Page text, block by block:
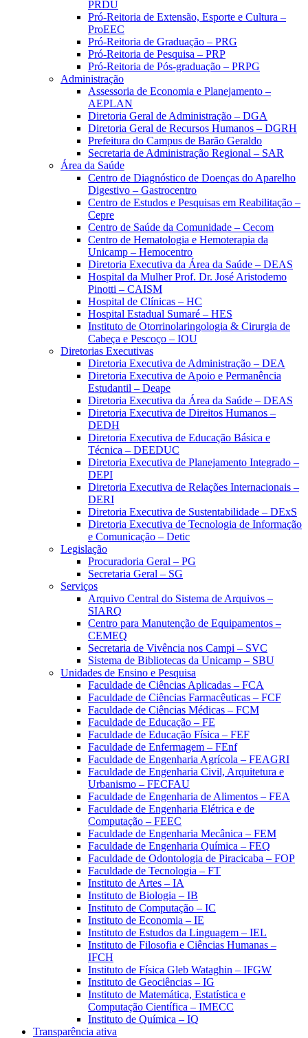
PRDU
Pró-Reitoria de Extensão, Esporte e Cultura –
ProEEC
Pró-Reitoria de Graduação – PRG
Pró-Reitoria de Pesquisa – PRP
Pró-Reitoria de Pós-graduação – PRPG
Administração
Assessoria de Economia e Planejamento –
AEPLAN
Diretoria Geral de Administração – DGA
Diretoria Geral de Recursos Humanos – DGRH
Prefeitura do Campus de Barão Geraldo
Secretaria de Administração Regional – SAR
Área da Saúde
Centro de Diagnóstico de Doenças do Aparelho
Digestivo – Gastrocentro
Centro de Estudos e Pesquisas em Reabilitação –
Cepre
Centro de Saúde da Comunidade – Cecom
Centro de Hematologia e Hemoterapia da
Unicamp – Hemocentro
Diretoria Executiva da Área da Saúde – DEAS
Hospital da Mulher Prof. Dr. José Aristodemo
Pinotti – CAISM
Hospital de Clínicas – HC
Hospital Estadual Sumaré – HES
Instituto de Otorrinolaringologia & Cirurgia de
Cabeça e Pescoço – IOU
Diretorias Executivas
Diretoria Executiva de Administração – DEA
Diretoria Executiva de Apoio e Permanência
Estudantil – Deape
Diretoria Executiva da Área da Saúde – DEAS
Diretoria Executiva de Direitos Humanos –
DEDH
Diretoria Executiva de Educação Básica e
Técnica – DEEDUC
Diretoria Executiva de Planejamento Integrado –
DEPI
Diretoria Executiva de Relações Internacionais –
DERI
Diretoria Executiva de Sustentabilidade – DExS
Diretoria Executiva de Tecnologia de Informação
e Comunicação – Detic
Legislação
Procuradoria Geral – PG
Secretaria Geral – SG
Serviços
Arquivo Central do Sistema de Arquivos –
SIARQ
Centro para Manutenção de Equipamentos –
CEMEQ
Secretaria de Vivência nos Campi – SVC
Sistema de Bibliotecas da Unicamp – SBU
Unidades de Ensino e Pesquisa
Faculdade de Ciências Aplicadas – FCA
Faculdade de Ciências Farmacêuticas – FCF
Faculdade de Ciências Médicas – FCM
Faculdade de Educação – FE
Faculdade de Educação Física – FEF
Faculdade de Enfermagem – FEnf
Faculdade de Engenharia Agrícola – FEAGRI
Faculdade de Engenharia Civil, Arquitetura e
Urbanismo – FECFAU
Faculdade de Engenharia de Alimentos – FEA
Faculdade de Engenharia Elétrica e de
Computação – FEEC
Faculdade de Engenharia Mecânica – FEM
Faculdade de Engenharia Química – FEQ
Faculdade de Odontologia de Piracicaba – FOP
Faculdade de Tecnologia – FT
Instituto de Artes – IA
Instituto de Biologia – IB
Instituto de Computação – IC
Instituto de Economia – IE
Instituto de Estudos da Linguagem – IEL
Instituto de Filosofia e Ciências Humanas –
IFCH
Instituto de Física Gleb Wataghin – IFGW
Instituto de Geociências – IG
Instituto de Matemática, Estatística e
Computação Científica – IMECC
Instituto de Química – IQ
Transparência ativa